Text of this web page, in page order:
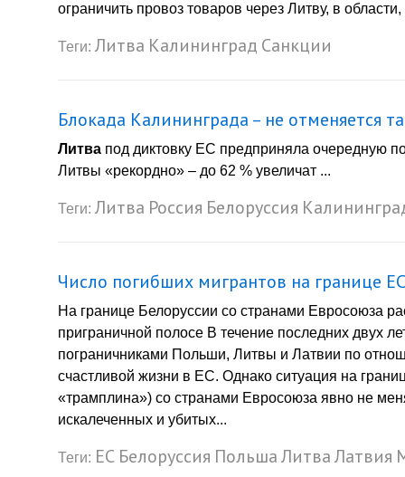
ограничить провоз товаров через Литву, в
Теги: Литва Калининград Санкции
Блокада Калининграда – не отменяется
Литва под диктовку ЕС предприняла очередную
Литвы «рекордно» – до 62 % увеличат ...
Теги: Литва Россия Белоруссия
Число погибших мигрантов на границе
На границе Белоруссии со странами Евросоюза
приграничной полосе В течение последних двух
пограничниками Польши, Литвы и Латвии по
счастливой жизни в ЕС. Однако ситуация на
«трамплина») со странами Евросоюза явно не
искалеченных и убитых...
Теги: ЕС Белоруссия ПольшаЛитваЛатвия